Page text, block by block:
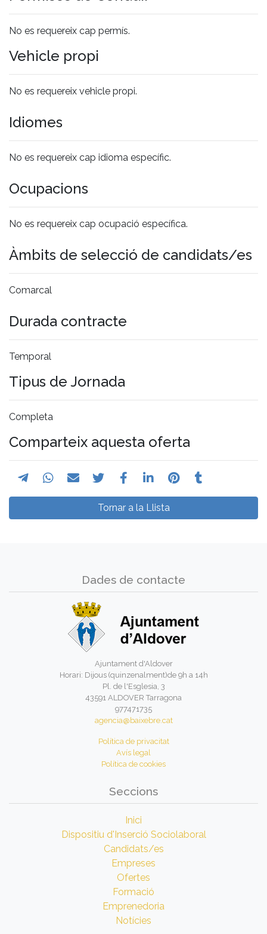
No es requereix cap permís.
Vehicle propi
No es requereix vehicle propi.
Idiomes
No es requereix cap idioma específic.
Ocupacions
No es requereix cap ocupació específica.
Àmbits de selecció de candidats/es
Comarcal
Durada contracte
Temporal
Tipus de Jornada
Completa
Comparteix aquesta oferta
Tornar a la Llista
Dades de contacte
Ajuntament d'Aldover
Horari: Dijous (quinzenalment)de 9h a 14h
Pl. de l'Esglesia, 3
43591 ALDOVER Tarragona
977471735
agencia@baixebre.cat
Política de privacitat
Avís legal
Política de cookies
Seccions
Inici
Dispositiu d'Inserció Sociolaboral
Candidats/es
Empreses
Ofertes
Formació
Emprenedoria
Notícies